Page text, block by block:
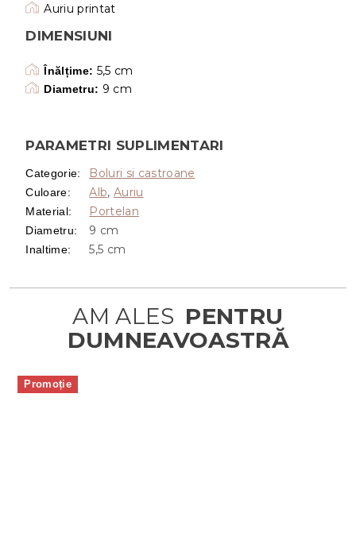
Promoție
Auriu printat
DIMENSIUNI
Înălțime: 5,5 cm
Diametru: 9 cm
PARAMETRI SUPLIMENTARI
Categorie: Boluri si castroane
Culoare: Alb, Auriu
Material: Portelan
Diametru: 9 cm
Inaltime: 5,5 cm